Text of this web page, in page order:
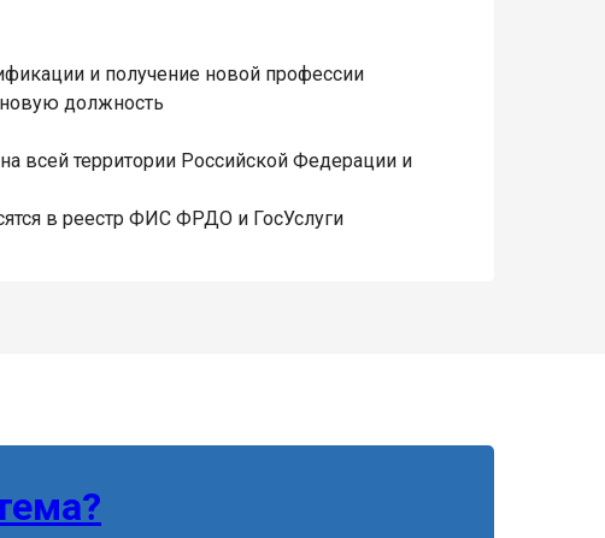
и получение новой профессии
должность
всей территории Российской Федерации и
в реестр ФИС ФРДО и ГосУслуги